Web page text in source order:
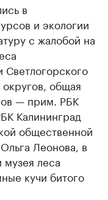
в
и экологии
с жалобой на
Светлогорского
общая
— прим. РБК
Калининград
общественной
Леонова, в
леса
кучи битого